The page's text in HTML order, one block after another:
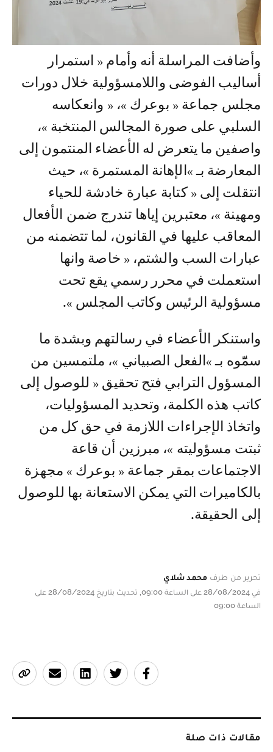
وأضافت المراسلة أنه وأمام « استمرار
أساليب الفوضى واللامسؤولية خلال دورات
مجلس جماعة « بوعرك »، « وانعكاسه
السلبي على صورة المجالس المنتخبة »،
واصفين ما يتعرض له الأعضاء المنتمون إلى
المعارضة بـ »الإهانة المستمرة »، حيث
انتقلت إلى « كتابة عبارة خادشة للحياء
ومهينة »، معتبرين إياها تندرج ضمن الأفعال
المعاقب عليها في القانون، لما تتضمنه من
عبارات السب والشتم، « خاصة وانها
استعملت في محرر رسمي يقع تحت
مسؤولية الرئيس وكاتب المجلس ».
واستنكر الأعضاء في رسالتهم وبشدة ما
سمّٓوه بـ »الفعل الصبياني »، ملتمسين من
المسؤول الترابي فتح تحقيق « للوصول إلى
كاتب هذه الكلمة، وتحديد المسؤوليات،
واتخاذ الإجراءات اللازمة في حق كل من
ثبتت مسؤوليته »، مبرزين أن قاعة
الاجتماعات بمقر جماعة « بوعرك » مجهزة
بالكاميرات التي يمكن الاستعانة بها للوصول
إلى الحقيقة.
تحرير من طرف محمد شلاي
في 28/08/2024 على الساعة 09:00, تحديث بتاريخ 28/08/2024 على
الساعة 09:00
مقالات ذات صلة